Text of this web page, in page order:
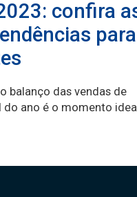
confira
para
balanço das vendas de
do ano é o momento